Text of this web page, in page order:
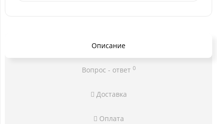
Описание
Вопрос - ответ 0
Доставка
Оплата